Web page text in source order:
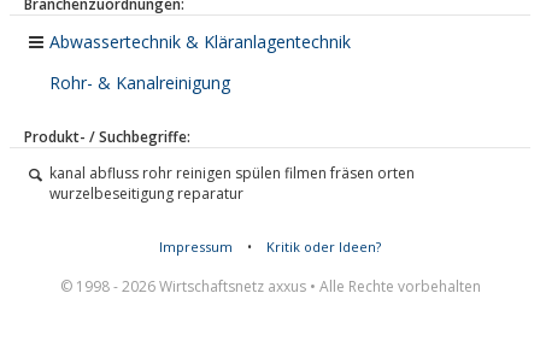
Branchenzuordnungen:
Abwassertechnik & Kläranlagentechnik
Rohr- & Kanalreinigung
Produkt- / Suchbegriffe:
kanal abfluss rohr reinigen spülen filmen fräsen orten
wurzelbeseitigung reparatur
Impressum • Kritik oder Ideen?
© 1998 - 2026 Wirtschaftsnetz axxus • Alle Rechte vorbehalten